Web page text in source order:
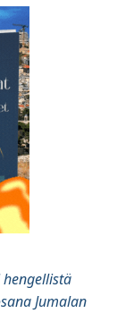
Jumalan